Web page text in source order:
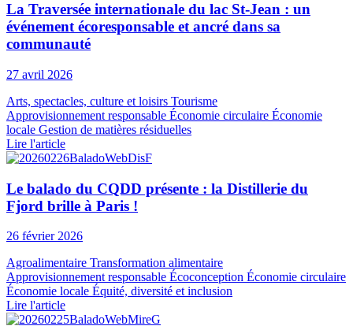
La Traversée internationale du lac St‑Jean : un
événement écoresponsable et ancré dans sa
communauté
27 avril 2026
Arts, spectacles, culture et loisirs Tourisme
Approvisionnement responsable Économie circulaire Économie
locale Gestion de matières résiduelles
Lire l'article
Le balado du CQDD présente : la Distillerie du
Fjord brille à Paris !
26 février 2026
Agroalimentaire Transformation alimentaire
Approvisionnement responsable Écoconception Économie circulaire
Économie locale Équité, diversité et inclusion
Lire l'article